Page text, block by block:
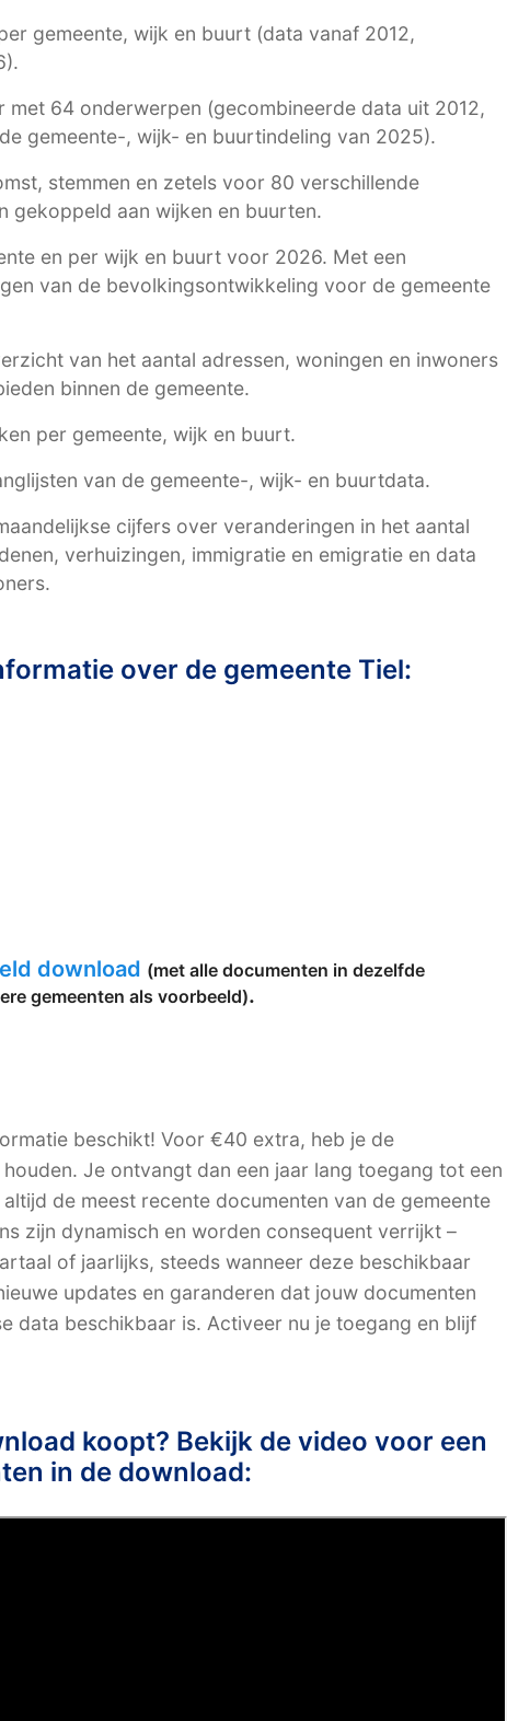
gemeente, wijk en buurt (data vanaf 2012,
met 64 onderwerpen (gecombineerde data uit 2012,
gemeente-, wijk- en buurtindeling van 2025).
stemmen en zetels voor 80 verschillende
gekoppeld aan wijken en buurten.
en per wijk en buurt voor 2026. Met een
van de bevolkingsontwikkeling voor de gemeente
van het aantal adressen, woningen en inwoners
binnen de gemeente.
per gemeente, wijk en buurt.
van de gemeente-, wijk- en buurtdata.
cijfers over veranderingen in het aantal
verhuizingen, immigratie en emigratie en data
over de gemeente Tiel:
download (met alle documenten in dezelfde
gemeenten als voorbeeld).
beschikt! Voor €40 extra, heb je de
Je ontvangt dan een jaar lang toegang tot een
de meest recente documenten van de gemeente
zijn dynamisch en worden consequent verrijkt –
of jaarlijks, steeds wanneer deze beschikbaar
updates en garanderen dat jouw documenten
data beschikbaar is. Activeer nu je toegang en blijf
koopt? Bekijk de video voor een
in de download: